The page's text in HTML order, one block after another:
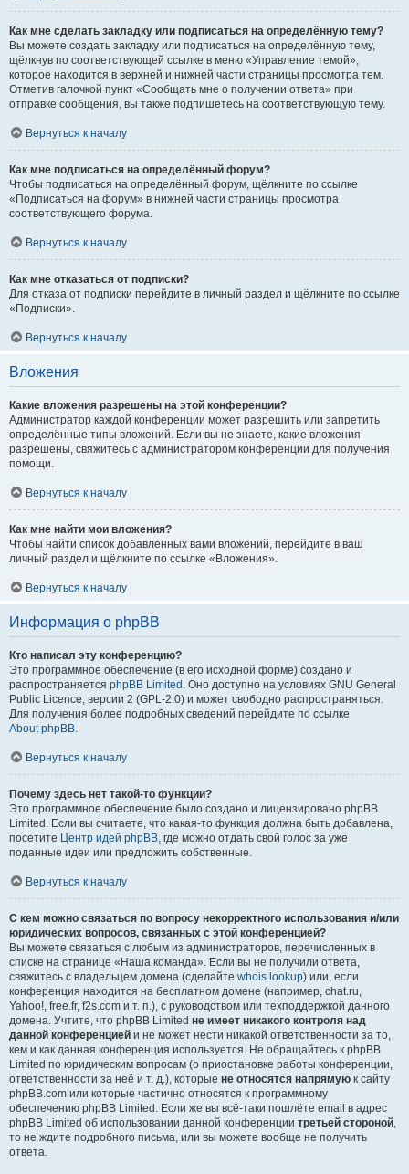
Как мне сделать закладку или подписаться на определённую тему?
Вы можете создать закладку или подписаться на определённую тему,
щёлкнув по соответствующей ссылке в меню «Управление темой»,
которое находится в верхней и нижней части страницы просмотра тем.
Отметив галочкой пункт «Сообщать мне о получении ответа» при
отправке сообщения, вы также подпишетесь на соответствующую тему.
Вернуться к началу
Как мне подписаться на определённый форум?
Чтобы подписаться на определённый форум, щёлкните по ссылке
«Подписаться на форум» в нижней части страницы просмотра
соответствующего форума.
Вернуться к началу
Как мне отказаться от подписки?
Для отказа от подписки перейдите в личный раздел и щёлкните по ссылке
«Подписки».
Вернуться к началу
Вложения
Какие вложения разрешены на этой конференции?
Администратор каждой конференции может разрешить или запретить
определённые типы вложений. Если вы не знаете, какие вложения
разрешены, свяжитесь с администратором конференции для получения
помощи.
Вернуться к началу
Как мне найти мои вложения?
Чтобы найти список добавленных вами вложений, перейдите в ваш
личный раздел и щёлкните по ссылке «Вложения».
Вернуться к началу
Информация о phpBB
Кто написал эту конференцию?
Это программное обеспечение (в его исходной форме) создано и
распространяется phpBB Limited . Оно доступно на условиях GNU General
Public Licence, версии 2 (GPL-2.0) и может свободно распространяться.
Для получения более подробных сведений перейдите по ссылке
About phpBB.
Вернуться к началу
Почему здесь нет такой-то функции?
Это программное обеспечение было создано и лицензировано phpBB
Limited. Если вы считаете, что какая-то функция должна быть добавлена,
посетите Центр идей phpBB, где можно отдать свой голос за уже
поданные идеи или предложить собственные.
Вернуться к началу
С кем можно связаться по вопросу некорректного использования и/или
юридических вопросов, связанных с этой конференцией?
Вы можете связаться с любым из администраторов, перечисленных в
списке на странице «Наша команда». Если вы не получили ответа,
свяжитесь с владельцем домена (сделайте whois lookup) или, если
конференция находится на бесплатном домене (например, chat.ru,
Yahoo!, free.fr, f2s.com и т. п.), с руководством или техподдержкой данного
домена. Учтите, что phpBB Limited не имеет никакого контроля над
данной конференцией и не может нести никакой ответственности за то,
кем и как данная конференция используется. Не обращайтесь к phpBB
Limited по юридическим вопросам (о приостановке работы конференции,
ответственности за неё и т. д.), которые не относятся напрямую к сайту
phpBB.com или которые частично относятся к программному
обеспечению phpBB Limited. Если же вы всё-таки пошлёте email в адрес
phpBB Limited об использовании данной конференции третьей стороной,
то не ждите подробного письма, или вы можете вообще не получить
ответа.